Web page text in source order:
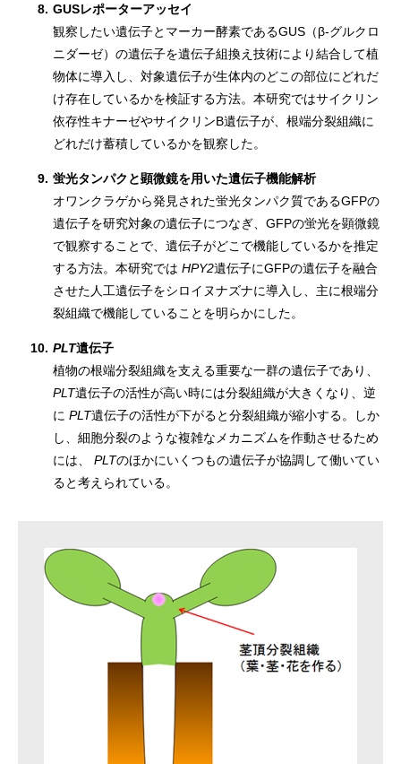
8. GUSレポーターアッセイ
観察したい遺伝子とマーカー酵素であるGUS（β-グルクロ
ニダーゼ）の遺伝子を遺伝子組換え技術により結合して植
物体に導入し、対象遺伝子が生体内のどこの部位にどれだ
け存在しているかを検証する方法。本研究ではサイクリン
依存性キナーゼやサイクリンB遺伝子が、根端分裂組織に
どれだけ蓄積しているかを観察した。
9. 蛍光タンパクと顕微鏡を用いた遺伝子機能解析
オワンクラゲから発見された蛍光タンパク質であるGFPの
遺伝子を研究対象の遺伝子につなぎ、GFPの蛍光を顕微鏡
で観察することで、遺伝子がどこで機能しているかを推定
する方法。本研究ではHPY2遺伝子にGFPの遺伝子を融合
させた人工遺伝子をシロイヌナズナに導入し、主に根端分
裂組織で機能していることを明らかにした。
10. PLT遺伝子
植物の根端分裂組織を支える重要な一群の遺伝子であり、
PLT遺伝子の活性が高い時には分裂組織が大きくなり、逆
にPLT遺伝子の活性が下がると分裂組織が縮小する。しか
し、細胞分裂のような複雑なメカニズムを作動させるため
には、PLTのほかにいくつもの遺伝子が協調して働いてい
ると考えられている。